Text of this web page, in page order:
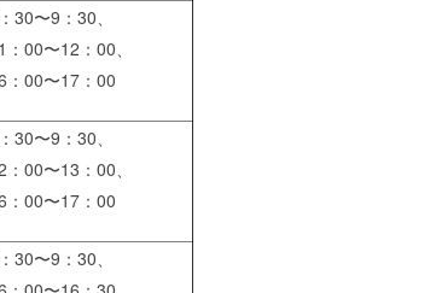
30〜9：30、
：00〜12：00、
：00〜17：00
30〜9：30、
：00〜13：00、
：00〜17：00
30〜9：30、